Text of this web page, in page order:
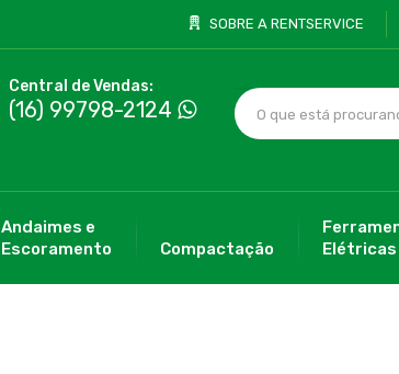
SOBRE A RENTSERVICE
Central de Vendas:
(16) 99798-2124
Andaimes e
Escoramento
Compactação
Elétricas